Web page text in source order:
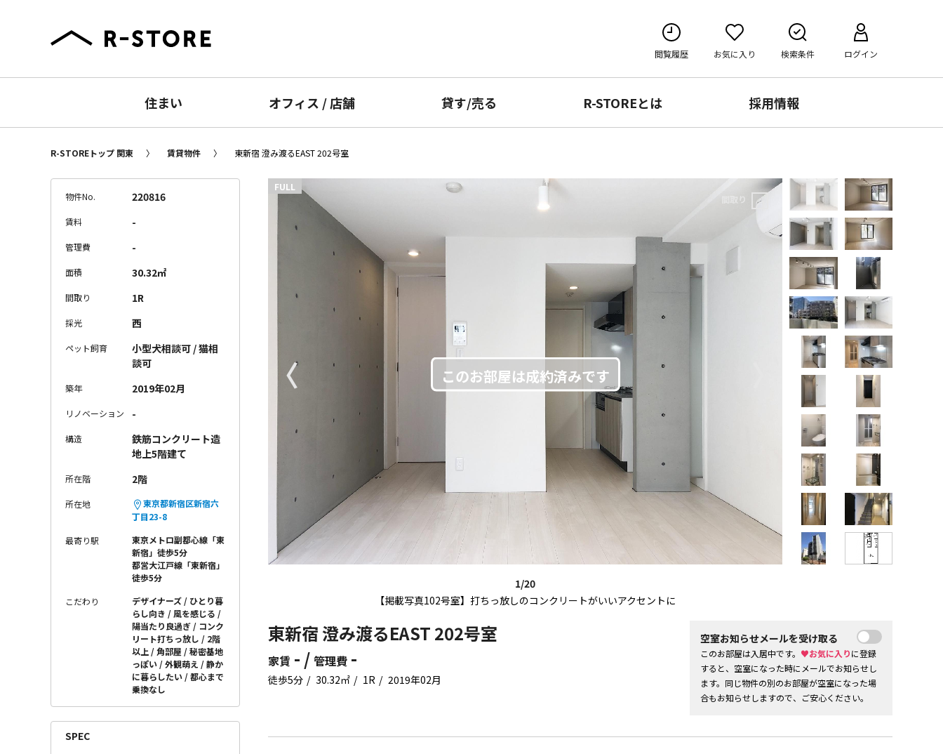
閲覧履歴 お気に入り 検索条件 ログイン
住まい オフィス /店舗 貸す/売る R-STOREとは 採用情報
R-STOREトップ 関東 賃貸物件 東新宿 澄み渡るEAST 202号室
1/20
【掲載写真102号室】打ちっ放しのコンクリートがいいアクセントに
〈
FULL
間取り
東新宿 澄み渡るEAST 202号室
家賃 - / 管理費 -
徒歩5分 30.32㎡ 1R 2019年02月
空室お知らせメールを受け取る
このお部屋は入居中です。 ♥お気に入りに登録
すると、空室になった時にメールでお知らせし
ます。同じ物件の別のお部屋が空室になった場
合もお知らせしますので、ご安心ください。
物件No. 220816
賃料 -
管理費 -
面積 30.32㎡
間取り 1R
採光 西
ペット飼育
小型犬相談可 / 猫相
談可
築年 2019年02月
リノベーション -
構造
鉄筋コンクリート造
地上5階建て
所在階 2階
所在地
東京都新宿区新宿六
丁目23-8
最寄り駅
東京メトロ副都心線「東
新宿」徒歩5分
都営大江戸線「東新宿」
徒歩5分
こだわり デザイナーズ
ひとり暮
らし向き
風を感じる
陽当たり良過ぎ
コンク
リート打ちっ放し
2階
以上
角部屋
秘密基地
っぽい
外観萌え
静か
に暮らしたい
都心まで
乗換なし
SPEC